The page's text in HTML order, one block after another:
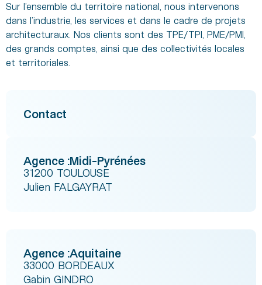
Sur l’ensemble du territoire national, nous intervenons
dans l’industrie, les services et dans le cadre de projets
architecturaux. Nos clients sont des TPE/TPI, PME/PMI,
des grands comptes, ainsi que des collectivités locales
et territoriales.
Contact
Agence :Midi-Pyrénées
31200 TOULOUSE
Julien FALGAYRAT
Agence :Aquitaine
33000 BORDEAUX
Gabin GINDRO